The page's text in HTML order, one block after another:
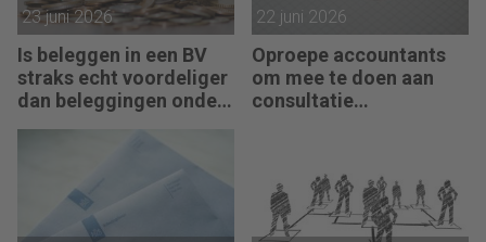
23 juni 2026
Is beleggen in een BV
straks echt voordeliger
dan beleggingen onder
22 juni 2026
Oproepe accountants
om mee te doen aan
consultatie